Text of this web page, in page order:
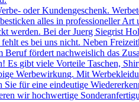
oder Kundengeschenk.
alles in professioneller
werden. Bei der Juerg Siegrist
es bei uns nicht. Neben
fördert nachweislich das
gibt viele Vorteile Taschen,
Werbewirkung. Mit
für eine eindeutige
wir hochwertige